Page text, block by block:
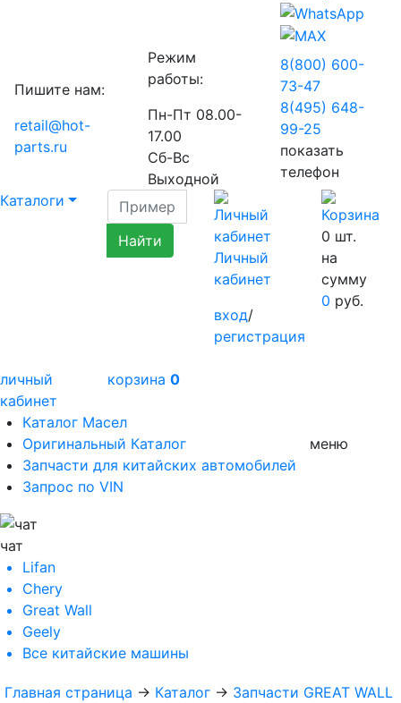
Пишите нам:
retail@hot-
parts.ru
Режим
работы:
Пн-Пт 08.00-
17.00
Сб-Вс
Выходной
8(800) 600-
73-47
8(495) 648-
99-25
показать
телефон
Каталоги
Личный
кабинет
вход/
регистрация
0 шт.
на
сумму
0 руб.
личный
кабинет
корзина 0
Каталог Масел
Оригинальный Каталог
Запчасти для китайских автомобилей
Запрос по VIN
меню
чат
Lifan
Chery
Great Wall
Geely
Все китайские машины
Главная страница → Каталог → Запчасти GREAT WALL